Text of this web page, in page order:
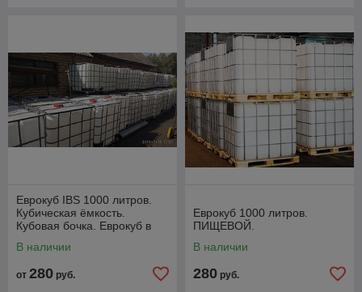
Еврокуб IBS 1000 литров.
Кубическая ёмкость.
Кубовая бочка. Еврокуб в
Пищевой.
В наличии
от 280 руб.
Еврокуб 1000 литров.
ПИЩЕВОЙ.
В наличии
280 руб.